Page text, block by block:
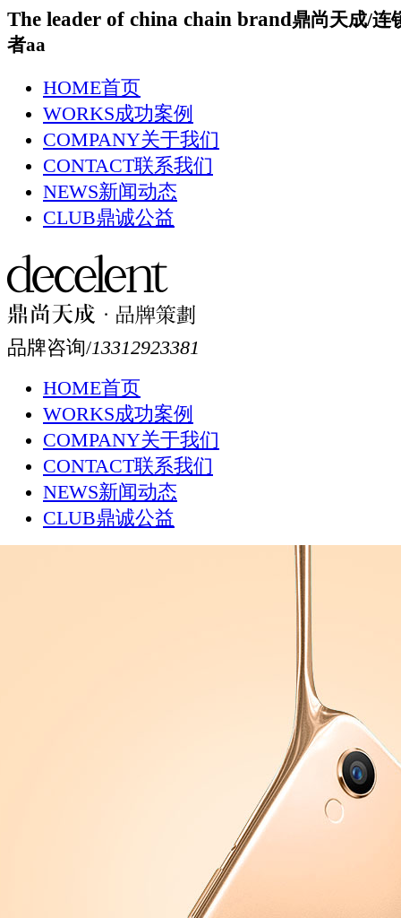
The leader of china chain brand鼎尚天成/连
者aa
HOME首页
WORKS成功案例
COMPANY关于我们
CONTACT联系我们
NEWS新闻动态
CLUB鼎诚公益
品牌咨询/13312923381
HOME首页
WORKS成功案例
COMPANY关于我们
CONTACT联系我们
NEWS新闻动态
CLUB鼎诚公益